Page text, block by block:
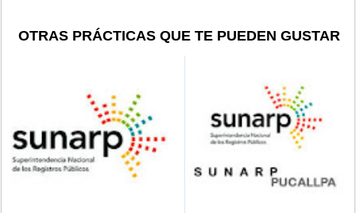
OTRAS PRÁCTICAS QUE TE PUEDEN GUSTAR